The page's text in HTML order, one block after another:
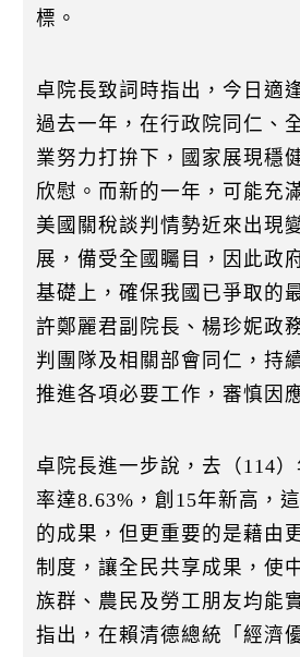
標。
卓院長致詞時指出，今日適
過去一年，在行政院同仁、
業努力打拚下，國家展現穩
欣慰。而新的一年，可能充
美國關稅談判情勢近來出現
展，備受全國矚目，因此政
基礎上，確保我國已爭取的
許鄭麗君副院長、楊珍妮政
判團隊及相關部會同仁，持
推進各項必要工作，審慎因
卓院長進一步說，去（114
率達8.63%，創15年新高，
的成果，但更重要的是藉由
制度，讓全民共享成果，使
族群、農民及勞工朋友均能
指出，在賴清德總統「經濟